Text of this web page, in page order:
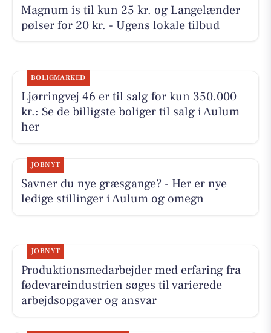
Magnum is til kun 25 kr. og Langelænder
pølser for 20 kr. - Ugens lokale tilbud
BOLIGMARKED
Ljørringvej 46 er til salg for kun 350.000
kr.: Se de billigste boliger til salg i Aulum
her
JOBNYT
Savner du nye græsgange? - Her er nye
ledige stillinger i Aulum og omegn
JOBNYT
Produktionsmedarbejder med erfaring fra
fødevareindustrien søges til varierede
arbejdsopgaver og ansvar